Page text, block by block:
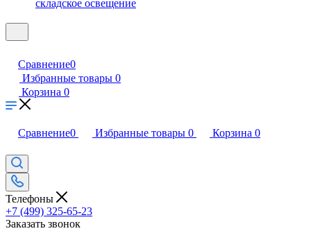
складское освещение
Сравнение0
Избранные товары 0
Корзина 0
Сравнение0 Избранные товары 0 Корзина 0
Телефоны
+7 (499) 325-65-23
Заказать звонок